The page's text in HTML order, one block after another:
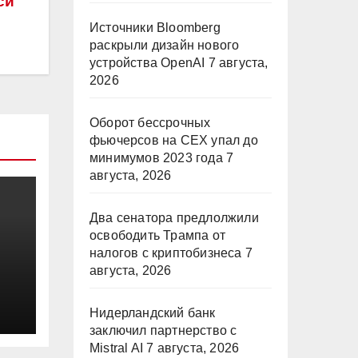
Источники Bloomberg
раскрыли дизайн нового
устройства OpenAI 7 августа,
2026
Оборот бессрочных
фьючерсов на CEX упал до
минимумов 2023 года 7
августа, 2026
Два сенатора предлолжили
освободить Трампа от
налогов с криптобизнеса 7
августа, 2026
Нидерландский банк
заключил партнерство с
Mistral AI 7 августа, 2026